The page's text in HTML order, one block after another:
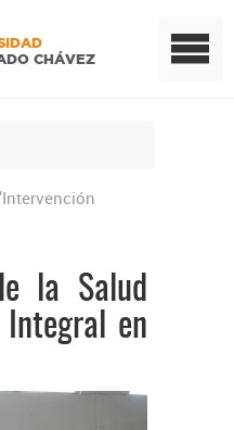
CHÁVEZ
la Salud
en